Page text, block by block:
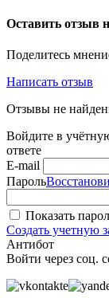
Оставить отзыв
Поделитесь
Написать отзыв
Отзывы не
Войдите в
ответе
E-mail
Пароль
Показать
Создать учетную
Антибот
Войти через соц.